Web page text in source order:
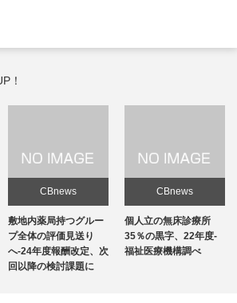
！
CBnews
個人立の無床診療所
35％の黒字、22年度-
福祉医療機構調べ
CBnews
個人立の無床診療所
35％の黒字、22年度-
福祉医療機構調べ